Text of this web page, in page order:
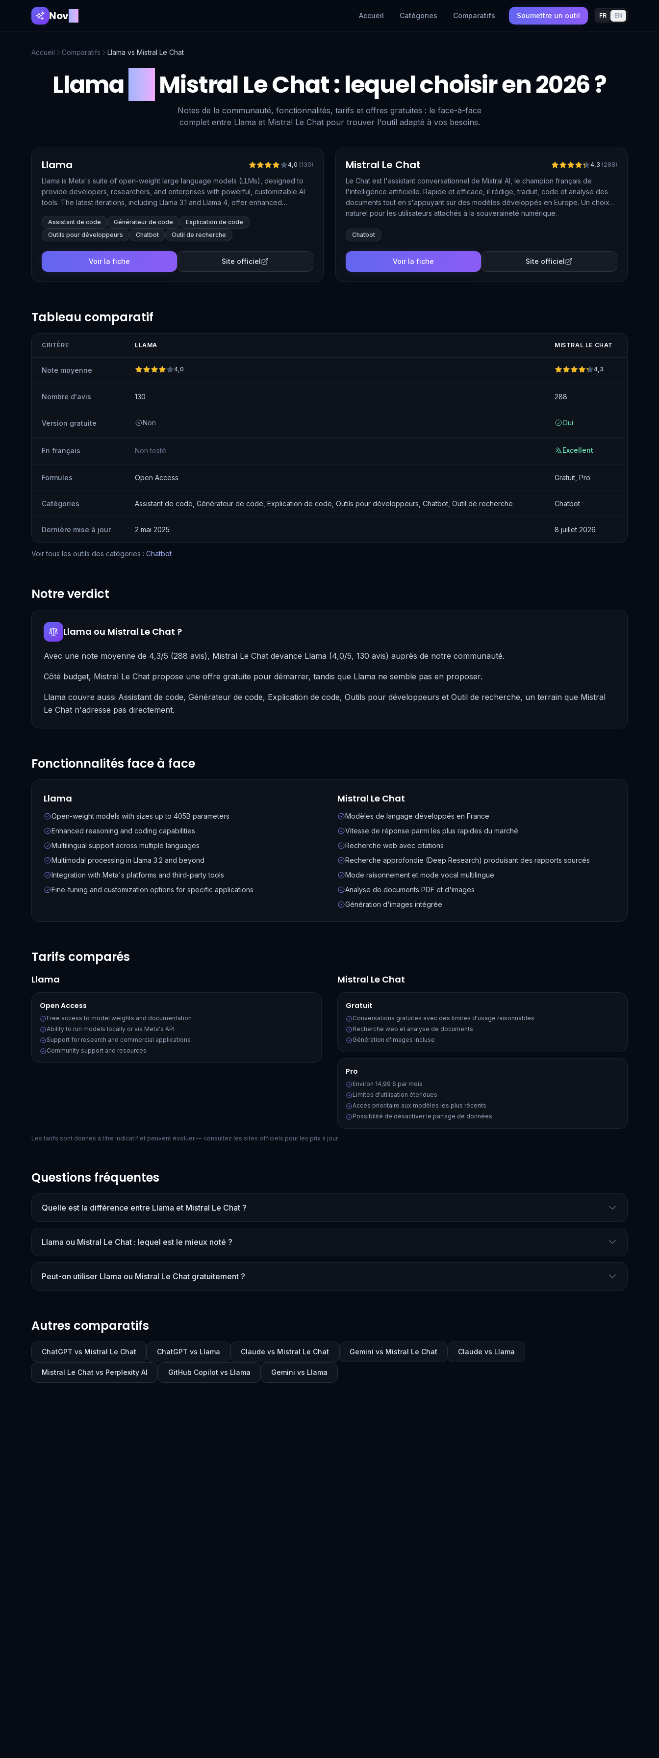
NovAI Accueil Catégories Comparatifs Soumettre un outil FR EN
Accueil Comparatifs Llama vs Mistral Le Chat
Llama Mistral Le Chat: lequel choisir en 2026 ?
Notes de la communauté, fonctionnalités, tarifs et offres gratuites : le face-à-face
complet entre Llama et Mistral Le Chat pour trouver l'outil adapté à vos besoins.
Llama 4,0 (130)
Llama is Meta's suite of open-weight large language models (LLMs), designed to
provide developers, researchers, and enterprises with powerful, customizable AI
tools. The latest iterations, including Llama 3.1 and Llama 4, offer enhanced
leading open alternative to proprietary models.
Assistant de code Générateur de code
Explication de code
Outils pour développeurs
Chatbot Outil de recherche
Voir la fiche Site officiel
Mistral Le Chat 4,3 (288)
Le Chat est l'assistant conversationnel de Mistral AI, le champion français de
l'intelligence artificielle. Rapide et efficace, il rédige, traduit, code et analyse des
documents tout en s'appuyant sur des modèles développés en Europe. Un choix
naturel pour les utilisateurs attachés à la souveraineté numérique.
Chatbot
Voir la fiche Site officiel
Tableau comparatif
CRITÈRE LLAMA MISTRAL LE CHAT
Note moyenne 4,0 4,3
Nombre d'avis 130 288
Version gratuite Non Oui
En français Non testé Excellent
Formules Open Access Gratuit, Pro
Catégories Assistant de code, Générateur de code, Explication de code, Outils pour développeurs, Chatbot, Outil de recherche Chatbot
Dernière mise à jour 2 mai 2025 8 juillet 2026
Voir tous les outils des catégories : Chatbot
Notre verdict
Llama ou Mistral Le Chat ?
Avec une note moyenne de 4,3/5 (288 avis), Mistral Le Chat devance Llama (4,0/5, 130 avis) auprès de notre communauté.
Côté budget, Mistral Le Chat propose une offre gratuite pour démarrer, tandis que Llama ne semble pas en proposer.
Llama couvre aussi Assistant de code, Générateur de code, Explication de code, Outils pour développeurs et Outil de recherche, un terrain que Mistral
Le Chat n'adresse pas directement.
Fonctionnalités face à face
Llama
Open-weight models with sizes up to 405B parameters
Enhanced reasoning and coding capabilities
Multilingual support across multiple languages
Multimodal processing in Llama 3.2 and beyond
Integration with Meta's platforms and third-party tools
Fine-tuning and customization options for specific applications
Mistral Le Chat
Modèles de langage développés en France
Vitesse de réponse parmi les plus rapides du marché
Recherche web avec citations
Recherche approfondie (Deep Research) produisant des rapports sourcés
Mode raisonnement et mode vocal multilingue
Analyse de documents PDF et d'images
Génération d'images intégrée
Tarifs comparés
Llama
Open Access
Free access to model weights and documentation
Ability to run models locally or via Meta's API
Support for research and commercial applications
Community support and resources
Mistral Le Chat
Gratuit
Conversations gratuites avec des limites d'usage raisonnables
Recherche web et analyse de documents
Génération d'images incluse
Pro
Environ 14,99 $ par mois
Limites d'utilisation étendues
Accès prioritaire aux modèles les plus récents
Possibilité de désactiver le partage de données
Les tarifs sont donnés à titre indicatif et peuvent évoluer — consultez les sites officiels pour les prix à jour.
Questions fréquentes
Quelle est la différence entre Llama et Mistral Le Chat ?
Llama ou Mistral Le Chat : lequel est le mieux noté ?
Peut-on utiliser Llama ou Mistral Le Chat gratuitement ?
Autres comparatifs
ChatGPT vs Mistral Le Chat ChatGPT vs Llama Claude vs Mistral Le Chat Gemini vs Mistral Le Chat Claude vs Llama
Mistral Le Chat vs Perplexity AI GitHub Copilot vs Llama Gemini vs Llama